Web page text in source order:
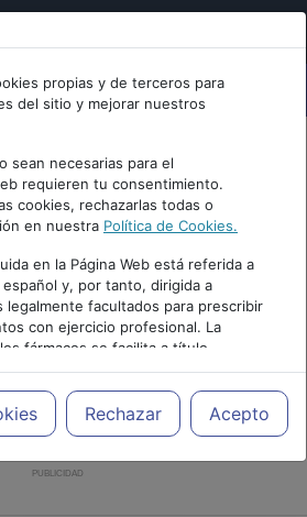
propias y de terceros para
del sitio y mejorar nuestros
sean necesarias para el
requieren tu consentimiento.
cookies, rechazarlas todas o
en nuestra Política de Cookies.
en la Página Web está referida a
y, por tanto, dirigida a
legalmente facultados para prescribir
con ejercicio profesional. La
fármacos se facilita a título
siendo responsabilidad de los
prescribir medicamentos y decidir, en
más adecuado a las
Rechazar Acepto
PUBLICIDAD